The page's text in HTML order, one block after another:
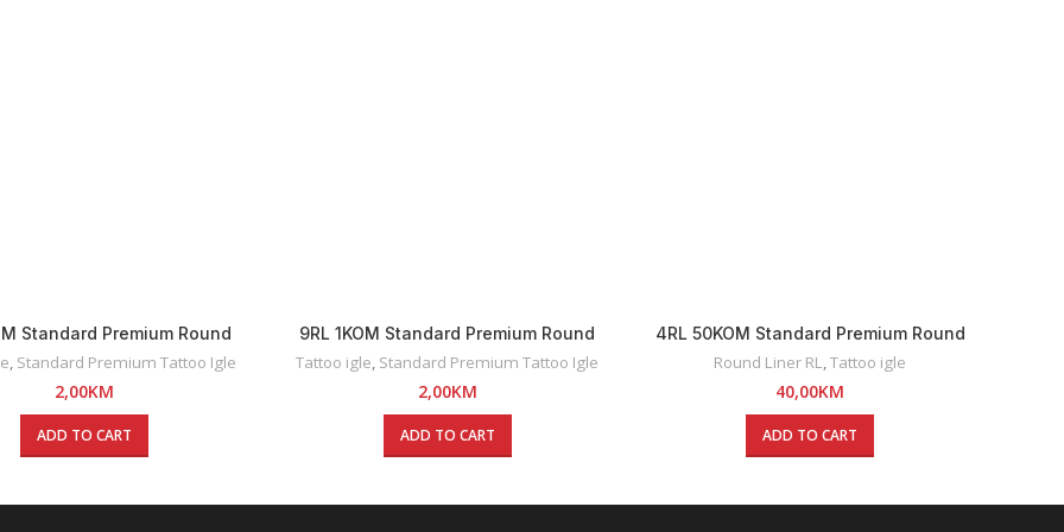
Standard Premium Round
Liner Tattoo Igla
, Standard Premium Tattoo Igle
2,00KM
ADD TO CART
9RL 1KOM Standard Premium Round
Liner Tattoo Igla
Tattoo igle, Standard Premium Tattoo Igle
2,00KM
ADD TO CART
4RL 50KOM Standard Premium Round
Liner Tattoo Igle
Round Liner RL,Tattoo igle
40,00KM
ADD TO CART